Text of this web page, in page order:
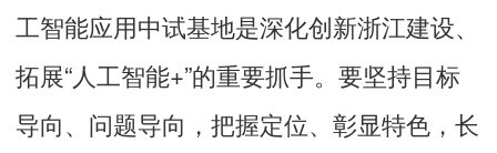
工智能应用中试基地是深化创新浙江建设、
拓展“人工智能+”的重要抓手。要坚持目标
导向、问题导向，把握定位、彰显特色，长